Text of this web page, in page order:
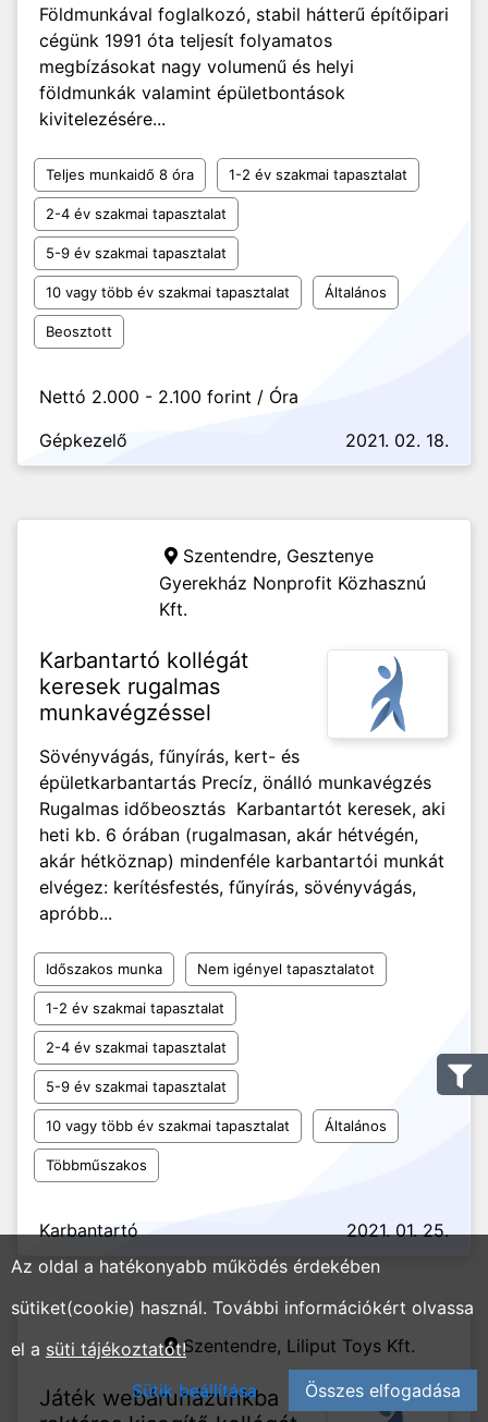
Földmunkával foglalkozó, stabil hátterű építőipari
cégünk 1991 óta teljesít folyamatos
megbízásokat nagy volumenű és helyi
földmunkák valamint épületbontások
kivitelezésére...
Teljes munkaidő 8 óra 1-2 év szakmai tapasztalat
2-4 év szakmai tapasztalat
5-9 év szakmai tapasztalat
10 vagy több év szakmai tapasztalat Általános
Beosztott
Nettó 2.000 - 2.100 forint / Óra
Gépkezelő
2021. 02. 18.
Szentendre, Gesztenye
Gyerekház Nonprofit Közhasznú
Kft.
Karbantartó kollégát
keresek rugalmas
munkavégzéssel
Sövényvágás, fűnyírás, kert- és
épületkarbantartás Precíz, önálló munkavégzés
Rugalmas időbeosztás Karbantartót keresek, aki
heti kb. 6 órában (rugalmasan, akár hétvégén,
akár hétköznap) mindenféle karbantartói munkát
elvégez: kerítésfestés, fűnyírás, sövényvágás,
apróbb...
Időszakos munka Nem igényel tapasztalatot
1-2 év szakmai tapasztalat
2-4 év szakmai tapasztalat
5-9 év szakmai tapasztalat
10 vagy több év szakmai tapasztalat Általános
Többműszakos
Karbantartó 2021. 01. 25.
Szentendre, Liliput Toys Kft.
Játék webáruházunkba
Az oldal a hatékonyabb működés érdekében
sütiket(cookie) használ. További információkért olvassa
el a süti tájékoztatót!
Sütik beállítása
Összes elfogadása